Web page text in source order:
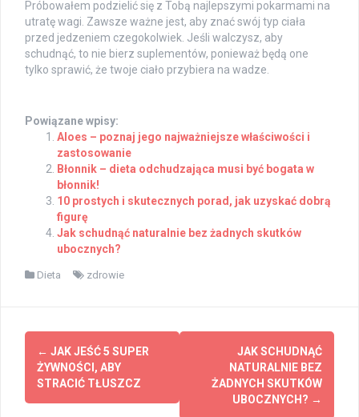
Próbowałem podzielić się z Tobą najlepszymi pokarmami na
utratę wagi. Zawsze ważne jest, aby znać swój typ ciała
przed jedzeniem czegokolwiek. Jeśli walczysz, aby
schudnąć, to nie bierz suplementów, ponieważ będą one
tylko sprawić, że twoje ciało przybiera na wadze.
Powiązane wpisy:
Aloes – poznaj jego najważniejsze właściwości i
zastosowanie
Błonnik – dieta odchudzająca musi być bogata w
błonnik!
10 prostych i skutecznych porad, jak uzyskać dobrą
figurę
Jak schudnąć naturalnie bez żadnych skutków
ubocznych?
Dieta zdrowie
Post
navigation
← JAK JEŚĆ 5 SUPER
ŻYWNOŚCI, ABY
STRACIĆ TŁUSZCZ
JAK SCHUDNĄĆ
NATURALNIE BEZ
ŻADNYCH SKUTKÓW
UBOCZNYCH? →